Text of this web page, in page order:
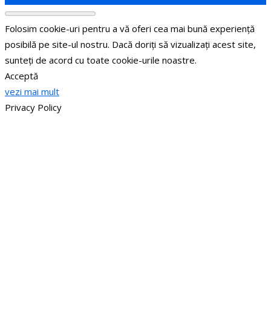
Folosim cookie-uri pentru a vă oferi cea mai bună experiență
posibilă pe site-ul nostru. Dacă doriți să vizualizați acest site,
sunteți de acord cu toate cookie-urile noastre.
Acceptă
vezi mai mult
Privacy Policy